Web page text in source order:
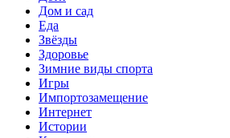
Дом и сад
Еда
Звёзды
Здоровье
Зимние виды спорта
Игры
Импортозамещение
Интернет
Истории